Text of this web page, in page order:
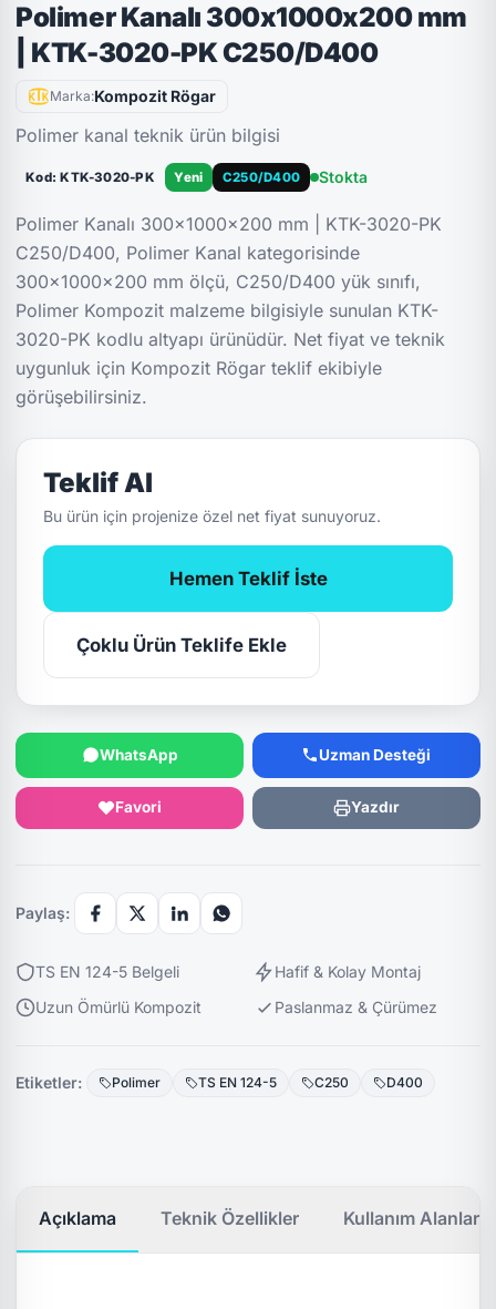
Polimer Kanalı 300x1000x200 mm
| KTK-3020-PK C250/D400
Marka:Kompozit Rögar
Polimer kanal teknik ürün bilgisi
Kod: KTK-3020-PK Yeni C250/D400 Stokta
Polimer Kanalı 300x1000x200 mm | KTK-3020-PK
C250/D400, Polimer Kanal kategorisinde
300x1000x200 mm ölçü, C250/D400 yük sınıfı,
Polimer Kompozit malzeme bilgisiyle sunulan KTK-
3020-PK kodlu altyapı ürünüdür. Net fiyat ve teknik
uygunluk için Kompozit Rögar teklif ekibiyle
görüşebilirsiniz.
Teklif Al
Bu ürün için projenize özel net fiyat sunuyoruz.
Hemen Teklif İste
Çoklu Ürün Teklife Ekle
WhatsApp Uzman Desteği
Favori Yazdır
Paylaş:
TS EN 124-5 Belgeli
Hafif & Kolay Montaj
Uzun Ömürlü Kompozit
Paslanmaz & Çürümez
Etiketler: Polimer TS EN 124-5 C250 D400
Açıklama Teknik Özellikler Kullanım Alanları